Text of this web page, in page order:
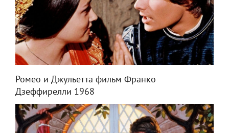
Ромео и Джульетта фильм Франко
Дзеффирелли 1968